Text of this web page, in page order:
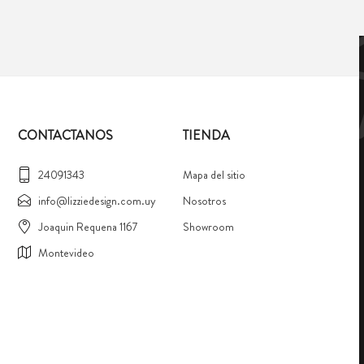
CONTACTANOS
24091343
info@lizziedesign.com.uy
Joaquin Requena 1167
Montevideo
TIENDA
Mapa del sitio
Nosotros
Showroom